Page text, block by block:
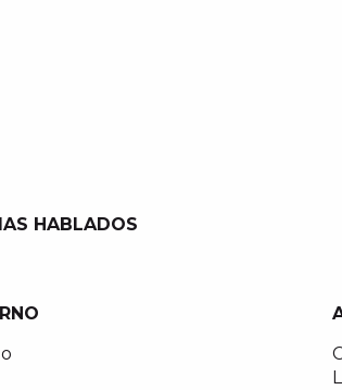
HABLADOS
HABLADOS